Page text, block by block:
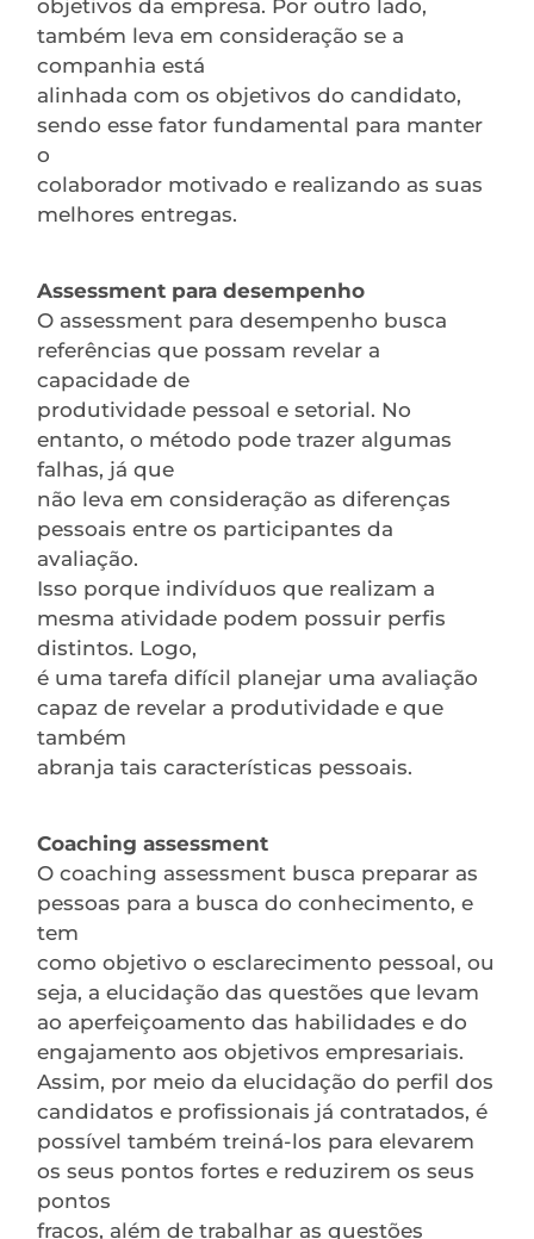
objetivos da empresa. Por outro lado,
também leva em consideração se a
companhia está
alinhada com os objetivos do candidato,
sendo esse fator fundamental para manter
o
colaborador motivado e realizando as suas
melhores entregas.
Assessment para desempenho
O assessment para desempenho busca
referências que possam revelar a
capacidade de
produtividade pessoal e setorial. No
entanto, o método pode trazer algumas
falhas, já que
não leva em consideração as diferenças
pessoais entre os participantes da
avaliação.
Isso porque indivíduos que realizam a
mesma atividade podem possuir perfis
distintos. Logo,
é uma tarefa difícil planejar uma avaliação
capaz de revelar a produtividade e que
também
abranja tais características pessoais.
Coaching assessment
O coaching assessment busca preparar as
pessoas para a busca do conhecimento, e
tem
como objetivo o esclarecimento pessoal, ou
seja, a elucidação das questões que levam
ao aperfeiçoamento das habilidades e do
engajamento aos objetivos empresariais.
Assim, por meio da elucidação do perfil dos
candidatos e profissionais já contratados, é
possível também treiná-los para elevarem
os seus pontos fortes e reduzirem os seus
pontos
fracos, além de trabalhar as questões